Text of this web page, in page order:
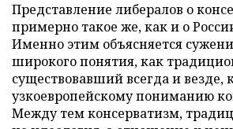
Представление либералов о
примерно такое же, как и о
Именно этим объясняется
широкого понятия, как
существовавший всегда и везде,
узкоевропейскому пониманию
Между тем консерватизм,